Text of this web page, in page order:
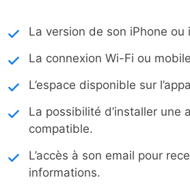
La version de son iPhone ou
La connexion Wi-Fi ou
L’espace disponible sur
La possibilité d’installer une
compatible.
L’accès à son email pour
informations.